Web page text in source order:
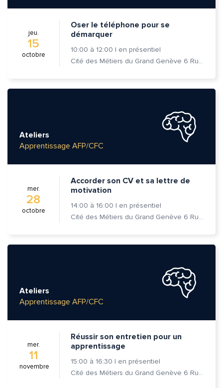
jeu.
15
octobre
Oser le téléphone pour se
démarquer
10:00 à 12:00 | en présentiel
Cité des Métiers du Grand Genève 6 Rue Prévost-Martin 1205 Genève
Ateliers
Apprentissage AFP/CFC
mer.
28
octobre
Accorder son CV et sa lettre de
motivation
14:00 à 16:00 | en présentiel
Cité des Métiers du Grand Genève 6 Rue Prévost-Martin 1205 Genève
Ateliers
Apprentissage AFP/CFC
mer.
11
novembre
Réussir son entretien pour un
apprentissage
15:00 à 16:30 | en présentiel
Cité des Métiers du Grand Genève 6 Rue Prévost-Martin 1205 Genève